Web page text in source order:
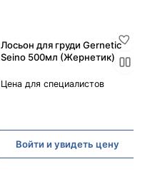
Лосьон для груди Gernetic
Seino 500мл (Жернетик)
Цена для специалистов
Войти и увидеть цену